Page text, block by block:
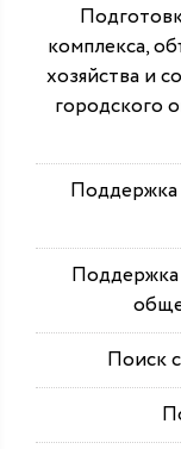
комплекса,
хозяйства и
городского
Поддержка
Поиск